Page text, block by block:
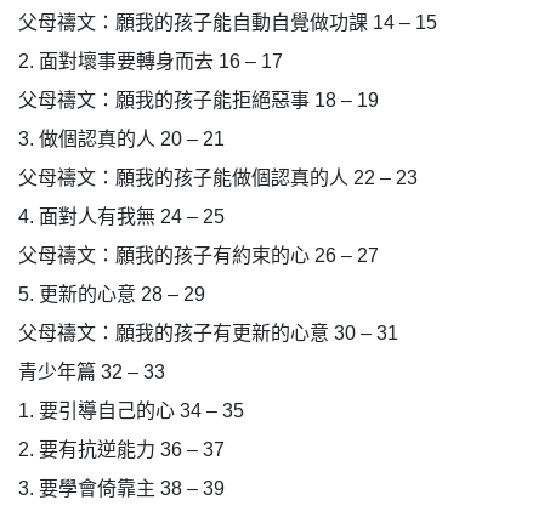
父母禱文：願我的孩子能自動自覺做功課 14 – 15
2. 面對壞事要轉身而去 16 – 17
父母禱文：願我的孩子能拒絕惡事 18 – 19
3. 做個認真的人 20 – 21
父母禱文：願我的孩子能做個認真的人 22 – 23
4. 面對人有我無 24 – 25
父母禱文：願我的孩子有約束的心 26 – 27
5. 更新的心意 28 – 29
父母禱文：願我的孩子有更新的心意 30 – 31
青少年篇 32 – 33
1. 要引導自己的心 34 – 35
2. 要有抗逆能力 36 – 37
3. 要學會倚靠主 38 – 39